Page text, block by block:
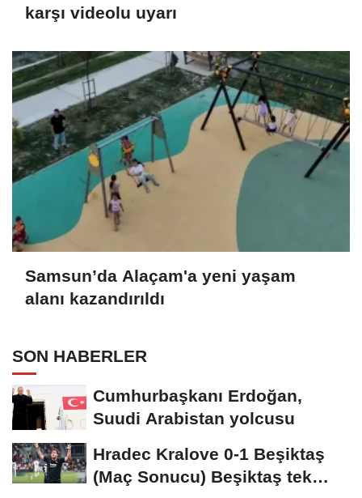
karşı videolu uyarı
Samsun’da Alaçam'a yeni yaşam
alanı kazandırıldı
SON HABERLER
Cumhurbaşkanı Erdoğan,
Suudi Arabistan yolcusu
Hradec Kralove 0-1 Beşiktaş
(Maç Sonucu) Beşiktaş tek